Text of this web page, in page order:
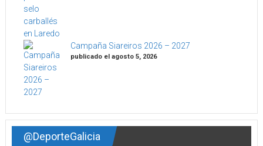
Campaña Siareiros 2026 – 2027
publicado el agosto 5, 2026
@DeporteGalicia